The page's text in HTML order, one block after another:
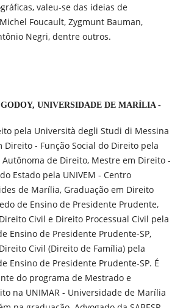
valeu-se das ideias de
Foucault, Zygmunt Bauman,
Negri, dentre outros.
UNIVERSIDADE DE MARÍLIA -
pela Università degli Studi di Messina
Direito - Função Social do Direito pela
Autônoma de Direito, Mestre em Direito -
Estado pela UNIVEM - Centro
de Marília, Graduação em Direito
de Ensino de Presidente Prudente,
Civil e Direito Processual Civil pela
Ensino de Presidente Prudente-SP,
Civil (Direito de Família) pela
Ensino de Presidente Prudente-SP. É
do programa de Mestrado e
na UNIMAR - Universidade de Marília